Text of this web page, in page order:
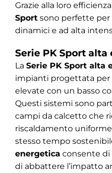
Grazie alla loro
Sportsono perfette
dinamici e ad alta
Serie PK Sport alta
La Serie PK Sport alta
impianti progettata per
elevate con un basso
Questi sistemi sono
campi da calcetto che
riscaldamento
stesso tempo
energetica consente di
di abbattere l’impatto